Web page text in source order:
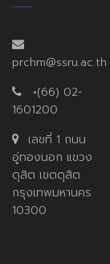
prchm@ssru.ac.th
+(66) 02-
1601200
เลขที่ 1 ถนน
อู่ทองนอก แขวง
ดุสิต เขตดุสิต
กรุงเทพมหานคร
10300